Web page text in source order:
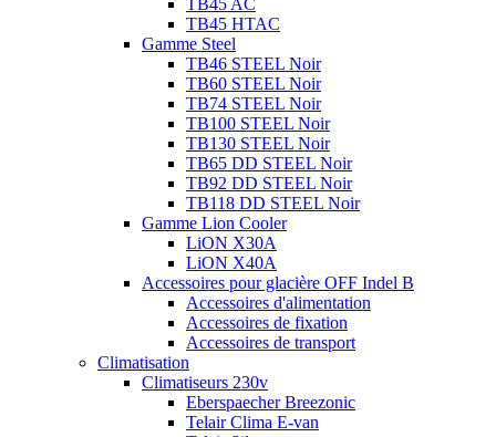
TB45 AC
TB45 HTAC
Gamme Steel
TB46 STEEL Noir
TB60 STEEL Noir
TB74 STEEL Noir
TB100 STEEL Noir
TB130 STEEL Noir
TB65 DD STEEL Noir
TB92 DD STEEL Noir
TB118 DD STEEL Noir
Gamme Lion Cooler
LiON X30A
LiON X40A
Accessoires pour glacière OFF Indel B
Accessoires d'alimentation
Accessoires de fixation
Accessoires de transport
Climatisation
Climatiseurs 230v
Eberspaecher Breezonic
Telair Clima E-van